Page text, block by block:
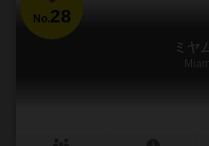
No.28
ミヤ